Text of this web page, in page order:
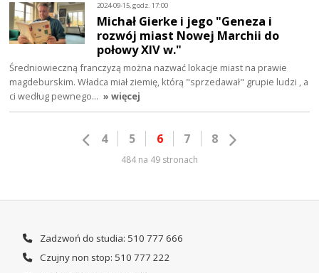
2024-09-15, godz. 17:00
Michał Gierke i jego "Geneza i
rozwój miast Nowej Marchii do
połowy XIV w."
Średniowieczną franczyzą można nazwać lokacje miast na prawie
magdeburskim. Władca miał ziemię, którą "sprzedawał" grupie ludzi , a
ci według pewnego… » więcej
4 5 6 7 8
484 na 49 stronach
Zadzwoń do studia: 510 777 666
Czujny non stop: 510 777 222